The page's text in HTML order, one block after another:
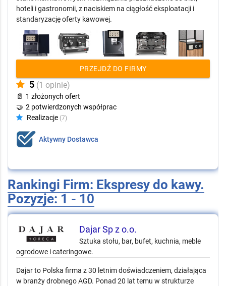
hoteli i gastronomii, z naciskiem na ciągłość eksploatacji i
standaryzację oferty kawowej.
PRZEJDŹ DO FIRMY
5 (1 opinie)
📄 1 złożonych ofert
🤝 2 potwierdzonych współprac
Realizacje (7)
Aktywny Dostawca
Rankingi Firm: Ekspresy do kawy.
Pozyzje: 1 - 10
Dajar Sp z o.o.
Sztuka stołu, bar, bufet, kuchnia, meble
ogrodowe i cateringowe.
Dajar to Polska firma z 30 letnim doświadczeniem, działająca
w branży drobnego AGD. Ponad 20 lat temu w strukturze